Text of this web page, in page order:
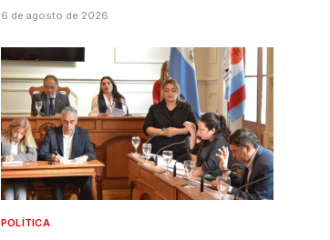
6 de agosto de 2026
POLÍTICA